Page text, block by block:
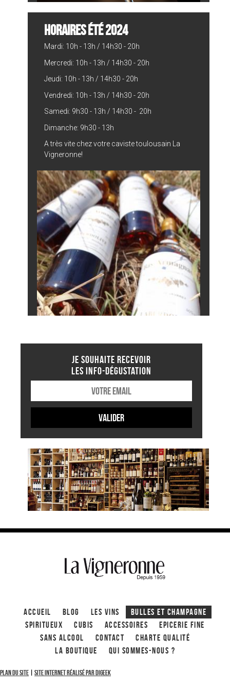
HORAIRES ÉTÉ 2024
Mardi: 10h - 13h / 14h30 - 20h
Mercredi: 10h - 13h / 14h30 - 20h
Jeudi: 10h - 13h / 14h30 - 20h
Vendredi: 10h - 13h / 14h30 - 20h
Samedi: 9h30 - 13h / 14h30 - 20h
Dimanche: 9h30 - 13h
A très vite chez votre caviste toulousain La
Vigneronne!
JE SOUHAITE RECEVOIR
LES INFO-DÉGUSTATION
ACCUEIL Blog Les Vins
Bulles et Champagne
Spiritueux
CUBIS ACCESSOIRES
Epicerie fine
Sans alcool
Contact
Charte qualité
La boutique
Qui sommes-nous ?
Plan du site | Site internet réalisé par Digeek